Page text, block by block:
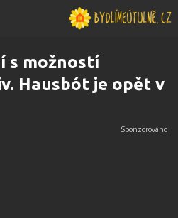
s možností
Hausbót je opět v